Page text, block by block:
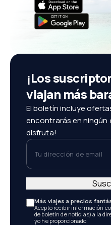
¡Los
viajan más
El boletín incluye
encontrarás en ningún
disfruta!
Tu dirección de email
Más viajes a precios
Acepto recibir información
de boletín de noticias) a la
yo he proporcionado.